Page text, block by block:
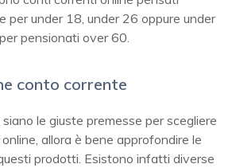
per under 18, under 26 oppure under
pensionati over 60.
conto corrente
le giuste premesse per scegliere
allora è bene approfondire le
prodotti. Esistono infatti diverse